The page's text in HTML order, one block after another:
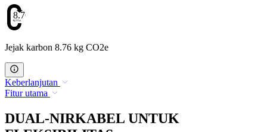
8.76
Jejak karbon 8.76 kg CO2e
Keberlanjutan
Fitur utama
DUAL-NIRKABEL UNTUK